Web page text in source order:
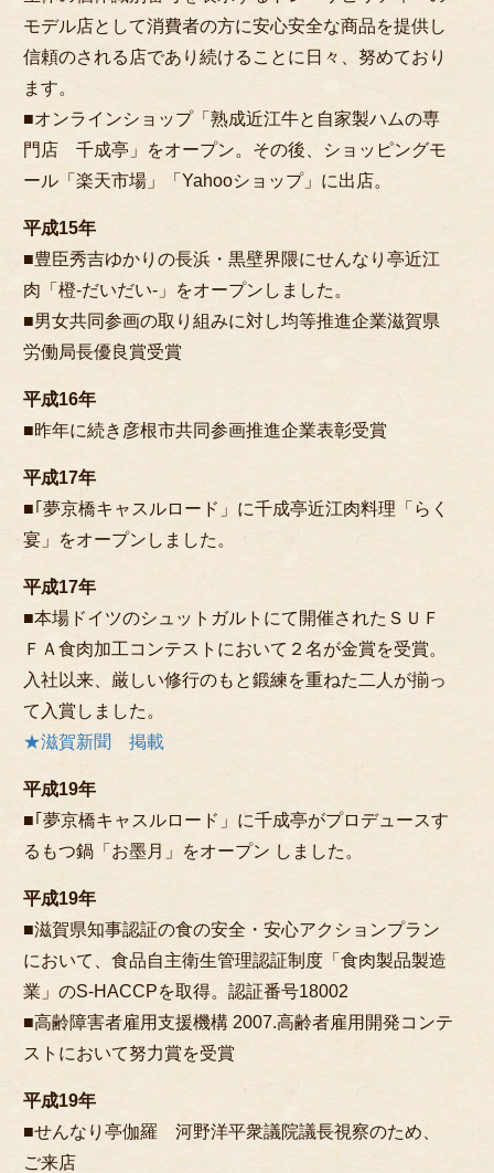
モデル店として消費者の方に安心安全な商品を提供し
信頼のされる店であり続けることに日々、努めており
ます。
■オンラインショップ「熟成近江牛と自家製ハムの専
門店 千成亭」をオープン。その後、ショッピングモ
ール「楽天市場」「Yahooショップ」に出店。
平成15年
■豊臣秀吉ゆかりの長浜・黒壁界隈にせんなり亭近江
肉「橙-だいだい-」をオープンしました。
■男女共同参画の取り組みに対し均等推進企業滋賀県
労働局長優良賞受賞
平成16年
■昨年に続き彦根市共同参画推進企業表彰受賞
平成17年
■｢夢京橋キャスルロード」に千成亭近江肉料理「らく
宴」をオープンしました。
平成17年
■本場ドイツのシュットガルトにて開催されたＳＵＦ
ＦＡ食肉加工コンテストにおいて２名が金賞を受賞。
入社以来、厳しい修行のもと鍛練を重ねた二人が揃っ
て入賞しました。
★滋賀新聞 掲載
平成19年
■｢夢京橋キャスルロード」に千成亭がプロデュースす
るもつ鍋「お墨月」をオープン しました。
平成19年
■滋賀県知事認証の食の安全・安心アクションプラン
において、食品自主衛生管理認証制度「食肉製品製造
業」のS-HACCPを取得。認証番号18002
■高齢障害者雇用支援機構 2007.高齢者雇用開発コンテ
ストにおいて努力賞を受賞
平成19年
■せんなり亭伽羅 河野洋平衆議院議長視察のため、
ご来店